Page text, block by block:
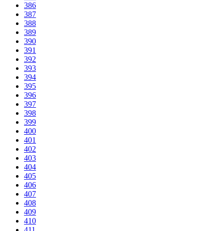
386
387
388
389
390
391
392
393
394
395
396
397
398
399
400
401
402
403
404
405
406
407
408
409
410